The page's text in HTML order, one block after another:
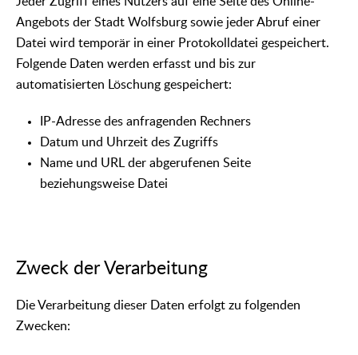
Angebots der Stadt Wolfsburg sowie jeder Abruf einer
Datei wird temporär in einer Protokolldatei gespeichert.
Folgende Daten werden erfasst und bis zur
automatisierten Löschung gespeichert:
IP-Adresse des anfragenden Rechners
Datum und Uhrzeit des Zugriffs
Name und URL der abgerufenen Seite
beziehungsweise Datei
Zweck der Verarbeitung
Die Verarbeitung dieser Daten erfolgt zu folgenden
Zwecken: